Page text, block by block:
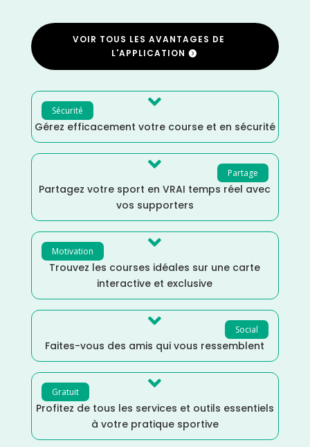
VOIR TOUS LES AVANTAGES DE
L'APPLICATION
Sécurité 
Gérez efficacement votre course et en sécurité
Partage

Partagez votre sport en VRAI temps réel avec
vos supporters
Motivation 
Trouvez les courses idéales sur une carte
interactive et exclusive
Social

Faites-vous des amis qui vous ressemblent
Gratuit 
Profitez de tous les services et outils essentiels
à votre pratique sportive